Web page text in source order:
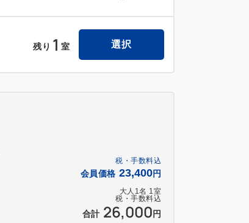
残り 1 室 選択
税・手数料込
会員価格 23,400円
大人 1名 1室
税・手数料込
合計 26,000 円